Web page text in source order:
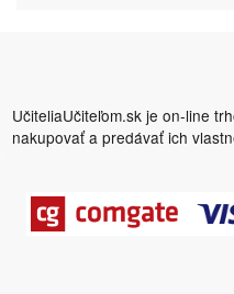
UčiteliaUčiteľom.sk je on-line
nakupovať a predávať ich